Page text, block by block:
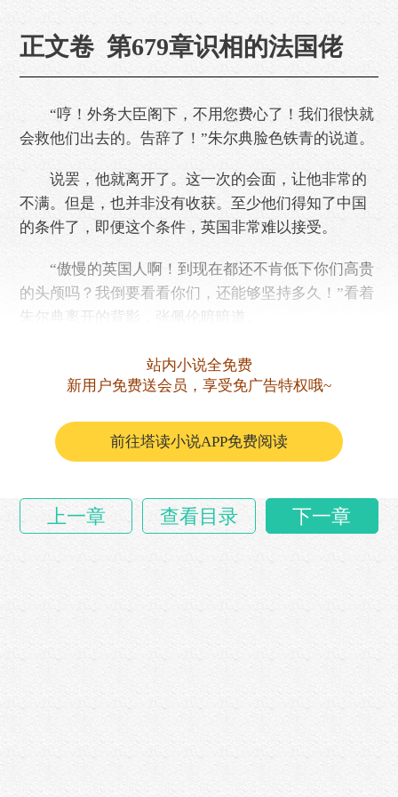
正文卷 第679章识相的法国佬
“哼！外务大臣阁下，不用您费心了！我们很快就
会救他们出去的。告辞了！”朱尔典脸色铁青的说道。
说罢，他就离开了。这一次的会面，让他非常的
不满。但是，也并非没有收获。至少他们得知了中国
的条件了，即便这个条件，英国非常难以接受。
“傲慢的英国人啊！到现在都还不肯低下你们高贵
的头颅吗？我倒要看看你们，还能够坚持多久！”看着
朱尔典离开的背影，张佩伦暗暗道。
站内小说全免费
新用户免费送会员，享受免广告特权哦~
前往塔读小说APP免费阅读
上一章 查看目录 下一章